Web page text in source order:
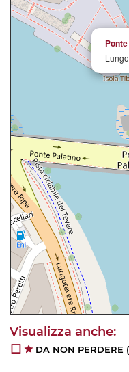
DA NON PERDERE